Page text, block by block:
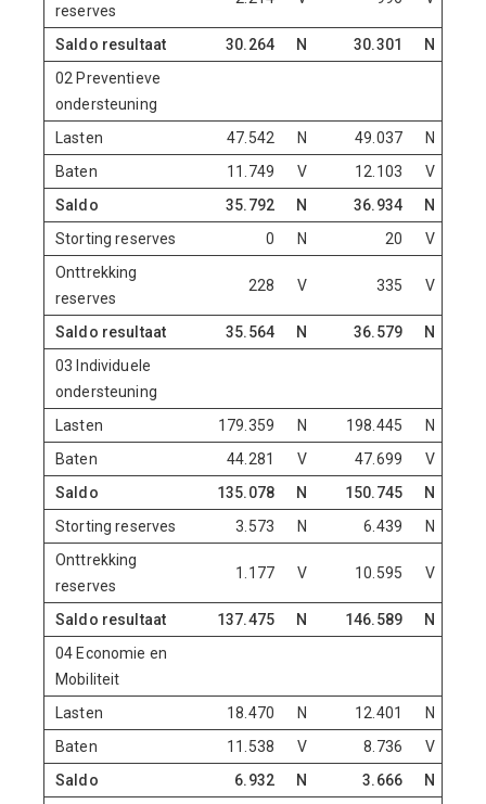
reserves
Saldo resultaat 30.264 N 30.301
N
02 Preventieve
ondersteuning
Lasten
47.542 N 49.037
N
Baten
11.749 V 12.103
V
Saldo
35.792 N 36.934
N
Storting reserves
0 N 20
V
Onttrekking
reserves
228 V 335 V
Saldo resultaat 35.564 N 36.579
N
03 Individuele
ondersteuning
Lasten
179.359 N 198.445
N
Baten
44.281 V 47.699
V
Saldo
135.078 N 150.745
N
Storting reserves
3.573 N 6.439
N
Onttrekking
reserves
1.177 V 10.595 V
Saldo resultaat 137.475 N 146.589
N
04 Economie en
Mobiliteit
Lasten
18.470 N 12.401
N
Baten
11.538 V 8.736
V
Saldo
6.932 N 3.666
N